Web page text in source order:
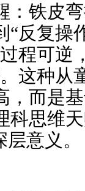
：铁皮
“反复操
程可逆
这种从
，而是
科思维
意义。